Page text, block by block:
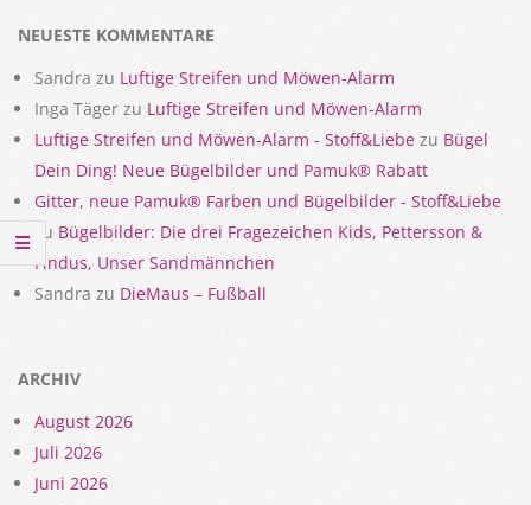
NEUESTE KOMMENTARE
Sandra zu Luftige Streifen und Möwen-Alarm
Inga Täger zu Luftige Streifen und Möwen-Alarm
Luftige Streifen und Möwen-Alarm - Stoff&Liebe zu Bügel
Dein Ding! Neue Bügelbilder und Pamuk® Rabatt
Gitter, neue Pamuk® Farben und Bügelbilder - Stoff&Liebe
zu Bügelbilder: Die drei Fragezeichen Kids, Pettersson &
Findus, Unser Sandmännchen
Sandra zu DieMaus – Fußball
ARCHIV
August 2026
Juli 2026
Juni 2026